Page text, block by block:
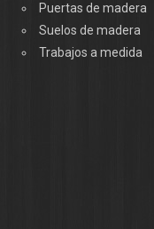
Puertas de madera
Suelos de madera
Trabajos a medida